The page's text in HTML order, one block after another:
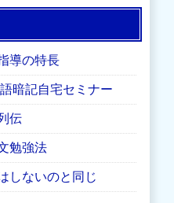
導の特長
暗記自宅セミナー
伝
勉強法
しないのと同じ